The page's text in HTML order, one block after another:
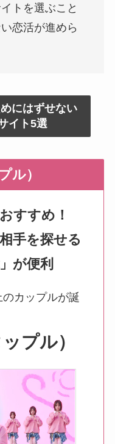
トを選ぶこと
恋活が進めら
にはずせない
イト5選
ル）
すすめ！
手を探せる
が便利
カップルが誕
プル）